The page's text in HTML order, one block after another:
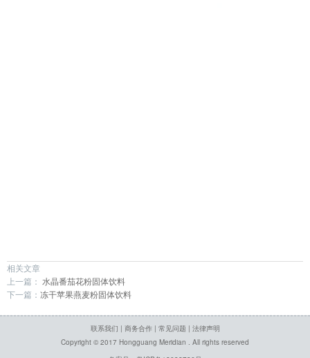
├─百岁探秘
├─经络讲座
相关文章
上一篇： 水晶番茄花粉固体饮料
下一篇： 冻干苹果燕麦粉固体饮料
联系我们 | 商务合作| 常见问题 | 法律声明
Copyright © 2017 Hongguang Meridian . All rights reserved